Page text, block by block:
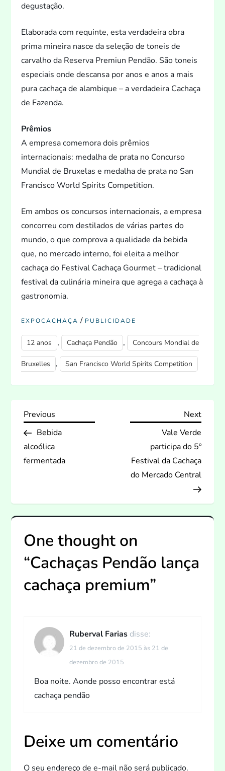
degustação.
Elaborada com requinte, esta verdadeira obra
prima mineira nasce da seleção detoneis de
carvalho da Reserva Premiun Pendão. Sãotoneis
especiais onde descansa por anos e anos a mais
pura cachaça de alambique – a verdadeira Cachaça
de Fazenda.
Prêmios
A empresa comemora dois prêmios
internacionais: medalha de prata no Concurso
Mundial de Bruxelas e medalha de prata no San
Francisco World Spirits Competition.
Em ambos os concursos internacionais, a empresa
concorreu com destilados de várias partes do
mundo, o que comprova a qualidade da bebida
que, no mercado interno, foi eleita a melhor
cachaça do Festival Cachaça Gourmet – tradicional
festival da culinária mineira que agrega a cachaça à
gastronomia.
EXPOCACHAÇA / PUBLICIDADE
12 anos , Cachaça Pendão , Concours Mondial de
Bruxelles , San Francisco World Spirits Competition
N
a
v
g
a
ç
ã
t
Previous
Post
Previous
Bebida
alcoólica
fermentada
Next
Next
Vale Verde
participa do 5º
Festival da Cachaça
do Mercado Central
One thought on
“Cachaças Pendão lança
cachaça premium”
Ruberval Farias disse:
21 de dezembro de 2015 às 21 de
dezembro de 2015
Boa noite. Aonde posso encontrar está
cachaça pendão
Deixe um comentário
O seu endereço de e-mail não será publicado.